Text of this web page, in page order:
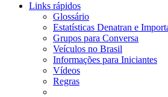
Links rápidos
Glossário
Estatísticas Denatran e
Grupos para Conversa
Veículos no Brasil
Informações para Iniciantes
Vídeos
Regras